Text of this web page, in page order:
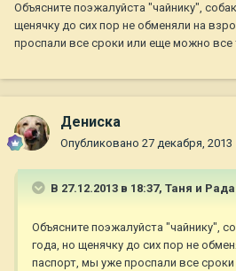
Объясните поэжалуйста "чайнику",
щенячку до сих пор не обменяли на
проспали все сроки или еще можно все
Дениска
Опубликовано 27 декабря, 2013
В 27.12.2013 в 18:37, Таня и
Объясните поэжалуйста "чайнику",
года, но щенячку до сих пор не
паспорт, мы уже проспали все